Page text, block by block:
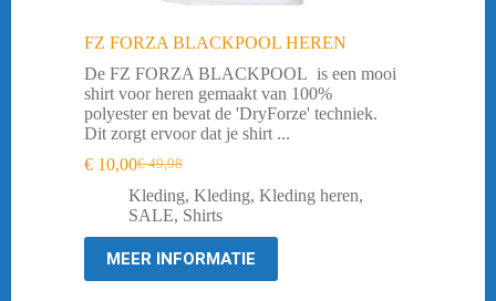
FZ FORZA BLACKPOOL HEREN
De FZ FORZA BLACKPOOL is een mooi
shirt voor heren gemaakt van 100%
polyester en bevat de 'DryForze' techniek.
Dit zorgt ervoor dat je shirt ...
€49,98
Oorspronkelijke
prijs
was:
€ 49,98.
€ 10,00Huidige
prijs
is:
€ 10,00.
Kleding, Kleding, Kleding heren,
SALE, Shirts
MEER INFORMATIE